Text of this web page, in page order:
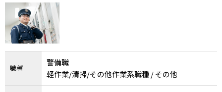
職種
警備職
軽作業/清掃/その他作業系職種 / その他
就労移行支援サービス
障害別専門支援の就労移行支援サービス
IT・Web制作スキルを身につける就労移行支援サービス